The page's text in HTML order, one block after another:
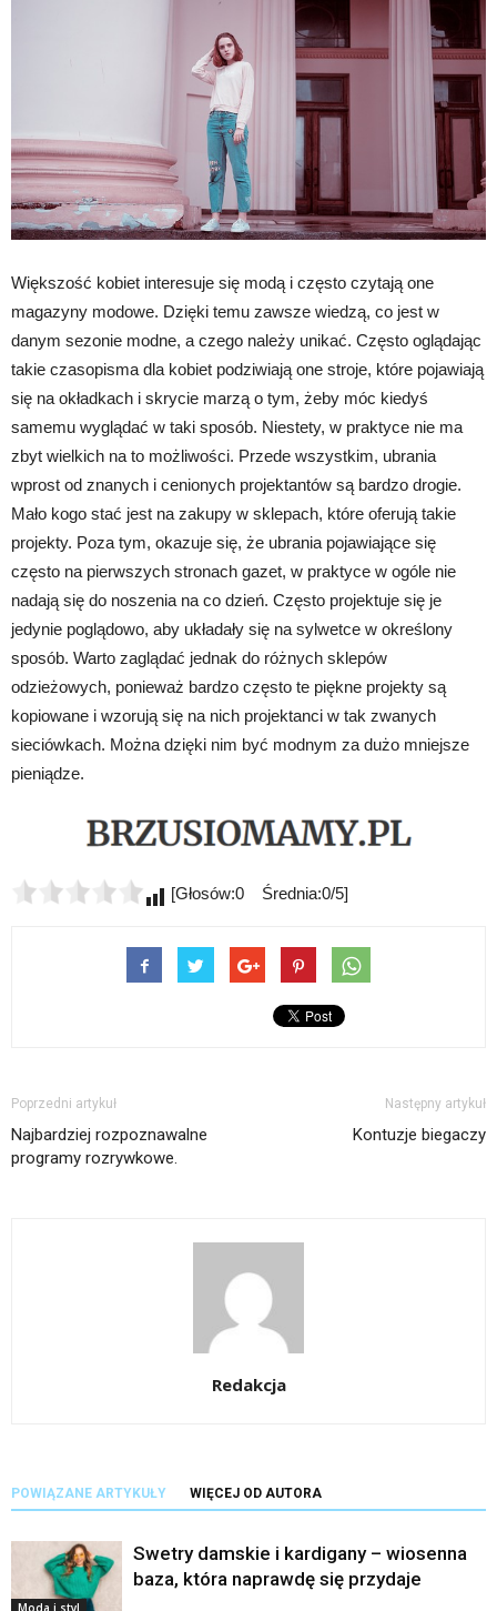
Większość kobiet interesuje się modą i często czytają one
magazyny modowe. Dzięki temu zawsze wiedzą, co jest w
danym sezonie modne, a czego należy unikać. Często oglądając
takie czasopisma dla kobiet podziwiają one stroje, które pojawiają
się na okładkach i skrycie marzą o tym, żeby móc kiedyś
samemu wyglądać w taki sposób. Niestety, w praktyce nie ma
zbyt wielkich na to możliwości. Przede wszystkim, ubrania
wprost od znanych i cenionych projektantów są bardzo drogie.
Mało kogo stać jest na zakupy w sklepach, które oferują takie
projekty. Poza tym, okazuje się, że ubrania pojawiające się
często na pierwszych stronach gazet, w praktyce w ogóle nie
nadają się do noszenia na co dzień. Często projektuje się je
jedynie poglądowo, aby układały się na sylwetce w określony
sposób. Warto zaglądać jednak do różnych sklepów
odzieżowych, ponieważ bardzo często te piękne projekty są
kopiowane i wzorują się na nich projektanci w tak zwanych
sieciówkach. Można dzięki nim być modnym za dużo mniejsze
pieniądze.
[Głosów:0 Średnia:0/5]
Poprzedni artykuł
Najbardziej rozpoznawalne
programy rozrywkowe.
Następny artykuł
Kontuzje biegaczy
Redakcja
POWIĄZANE ARTYKUŁY WIĘCEJ OD AUTORA
Moda i styl
Swetry damskie i kardigany – wiosenna
baza, która naprawdę się przydaje